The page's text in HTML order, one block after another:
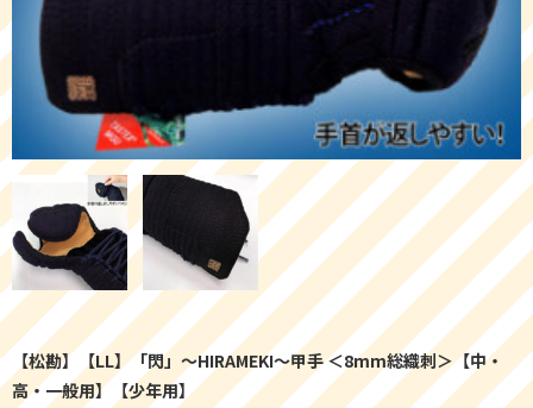
【松勘】【LL】「閃」～HIRAMEKI～甲手 ＜8mm総織刺＞【中・
高・一般用】【少年用】